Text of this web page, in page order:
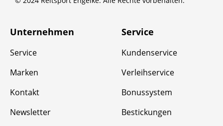
Unternehmen
Service
Marken
Kontakt
Newsletter
Service
Kundenservice
Verleihservice
Bonussystem
Bestickungen